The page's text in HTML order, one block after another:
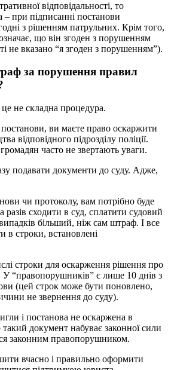
відповідальності, то
при підписанні постанови
з рішенням патрульних. Крім того,
що він згоден з порушенням
не вказано “я згоден з порушенням”).
за порушення правил
не складна процедура.
постанови, ви маєте право оскаржити
відповідного підрозділу поліції.
часто не звертають уваги.
подавати документи до суду. Адже,
чи протоколу, вам потрібно буде
разів сходити в суд, сплатити судовий
більший, ніж сам штраф. І все
в строки, встановлені
строки для оскарження рішення про
У “правопорушників” є лише 10 днів з
(цей строк може бути поновлено,
не звернення до суду).
і постанова не оскаржена в
такий документ набуває законної сили
законним правопорушником.
вчасно і правильно оформити